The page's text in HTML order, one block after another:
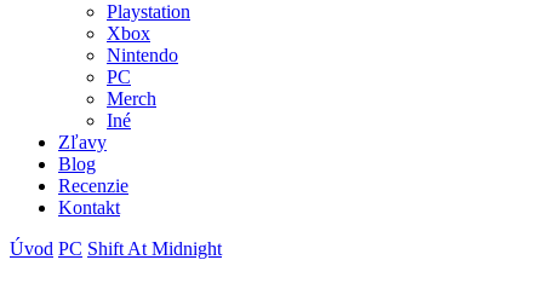
Playstation
Xbox
Nintendo
PC
Merch
Iné
Zľavy
Blog
Recenzie
Kontakt
Úvod PC Shift At Midnight